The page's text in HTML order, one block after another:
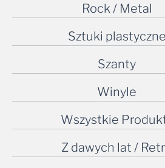
Rock / Metal
Sztuki plastyczne
Szanty
Winyle
Wszystkie
Z dawych lat /